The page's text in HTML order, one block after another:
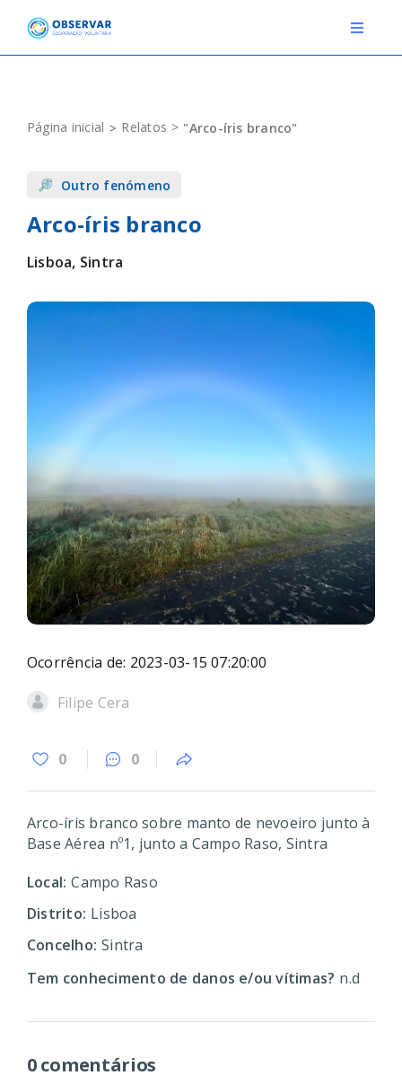
content
Toggle
EVENTOS
DEFINIÇÕES
F.A.Q.
Página inicial Relatos "Arco-íris branco"
Outro fenómeno
Arco-íris branco
Lisboa, Sintra
Ocorrência de: 2023-03-15 07:20:00
Filipe Cera
0 0
Arco-íris branco sobre manto de nevoeiro junto à
Base Aérea nº1, junto a Campo Raso, Sintra
Local: Campo Raso
Distrito: Lisboa
Concelho: Sintra
Tem conhecimento de danos e/ou vítimas? n.d
0 comentários